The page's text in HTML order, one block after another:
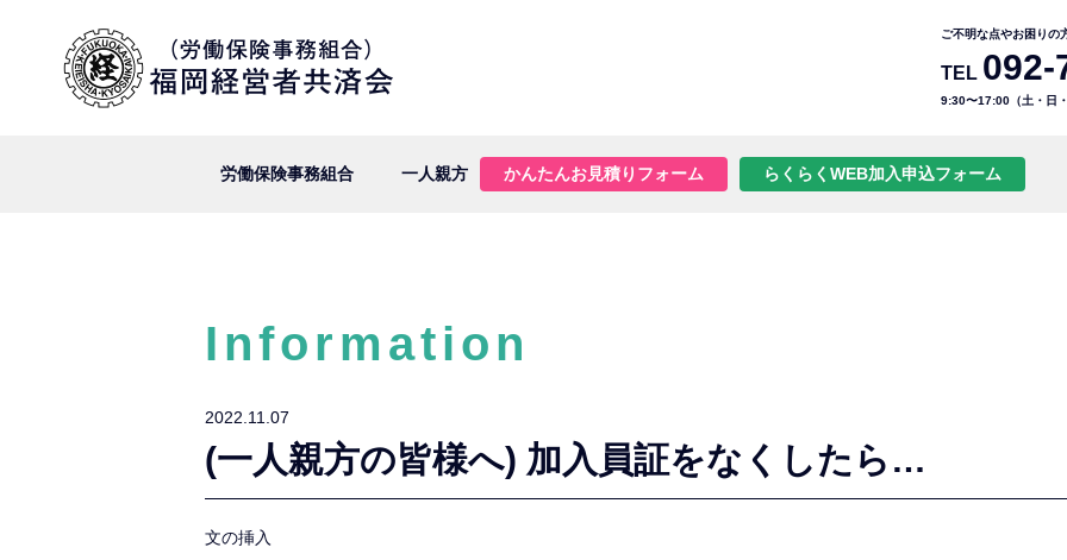
ご不明な点やお困りの
TEL 092-
9:30〜17:00（土・日・
労働保険事務組合 一人親方 かんたんお見積りフォーム らくらくWEB加入申込フォーム
Information
2022.11.07
(一人親方の皆様へ) 加入員証をなくしたら…
文の挿入